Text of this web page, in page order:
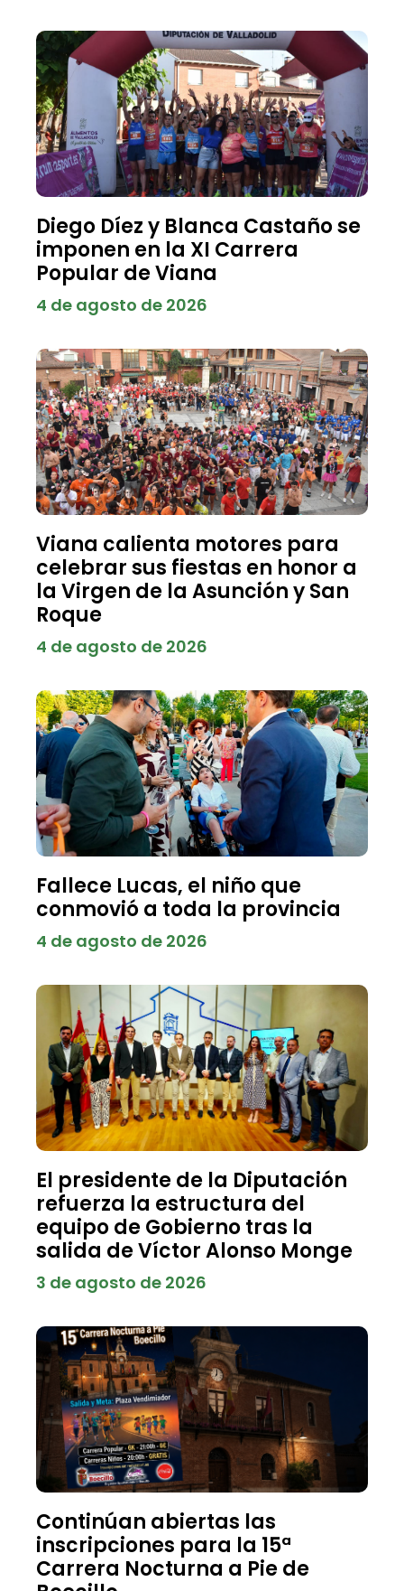
Diego Díez y Blanca Castaño se
imponen en la XI Carrera
Popular de Viana
4 de agosto de 2026
Viana calienta motores para
celebrar sus fiestas en honor a
la Virgen de la Asunción y San
Roque
4 de agosto de 2026
Fallece Lucas, el niño que
conmovió a toda la provincia
4 de agosto de 2026
El presidente de la Diputación
refuerza la estructura del
equipo de Gobierno tras la
salida de Víctor Alonso Monge
3 de agosto de 2026
Continúan abiertas las
inscripciones para la 15ª
Carrera Nocturna a Pie de